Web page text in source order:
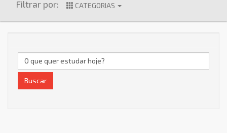
Filtrar por: CATEGORIAS
Buscar